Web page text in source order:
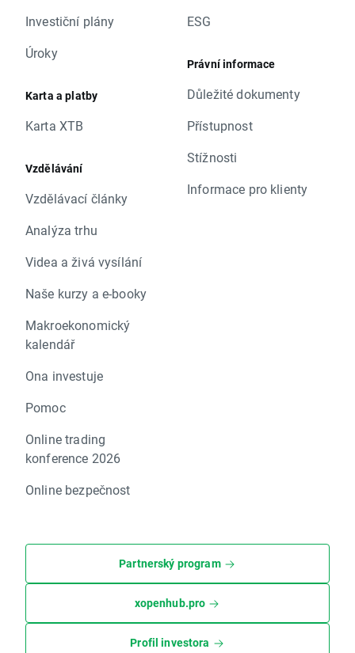
Investiční plány
Úroky
Karta a platby
Karta XTB
Vzdělávání
Vzdělávací články
Analýza trhu
Videa a živá vysílání
Naše kurzy a e-booky
Makroekonomický
kalendář
Ona investuje
Pomoc
Online trading
konference 2026
Online bezpečnost
ESG
Právní informace
Důležité dokumenty
Přístupnost
Stížnosti
Informace pro klienty
Partnerský program
xopenhub.pro
Profil investora